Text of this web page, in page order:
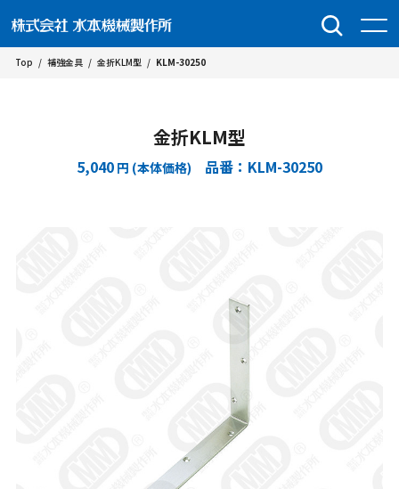
Top / 補強金具 / 金折KLM型 / KLM-30250
金折KLM型
5,040 円 (本体価格) 品番：KLM-30250